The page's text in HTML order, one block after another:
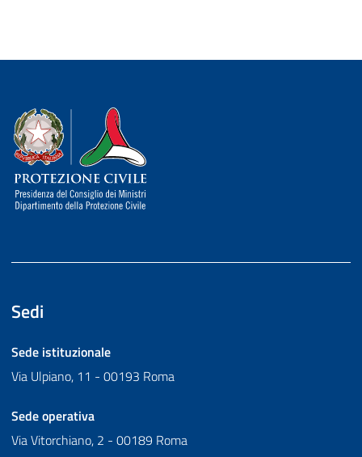
Dipartimento della Protezione Civile
Sedi
Sede istituzionale
Via Ulpiano, 11 - 00193 Roma
Sede operativa
Via Vitorchiano, 2 - 00189 Roma